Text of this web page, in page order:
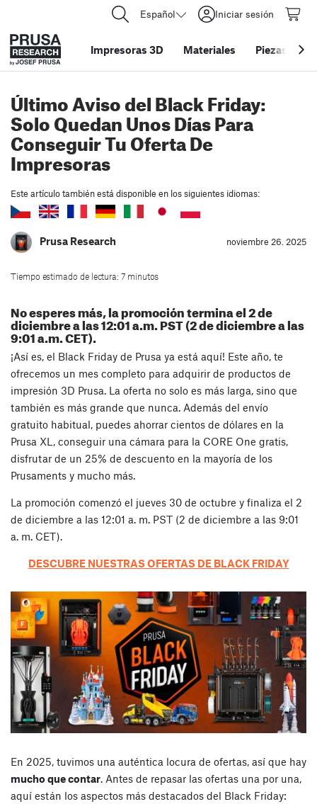
Español Iniciar sesión
Impresoras 3D Materiales Piezas y
Último Aviso del Black Friday:
Solo Quedan Unos Días Para
Conseguir Tu Oferta De
Impresoras
Este artículo también está disponible en los siguientes idiomas:
Prusa Research noviembre 26. 2025
Tiempo estimado de lectura: 7 minutos
No esperes más, la promoción termina el 2 de
diciembre a las 12:01 a.m. PST (2 de diciembre a las
9:01 a.m. CET).
¡Así es, el Black Friday de Prusa ya está aquí! Este año, te
ofrecemos un mes completo para adquirir de productos de
impresión 3D Prusa. La oferta no solo es más larga, sino que
también es más grande que nunca. Además del envío
gratuito habitual, puedes ahorrar cientos de dólares en la
Prusa XL, conseguir una cámara para la CORE One gratis,
disfrutar de un 25% de descuento en la mayoría de los
Prusaments y mucho más.
La promoción comenzó el jueves 30 de octubre y finaliza el 2
de diciembre a las 12:01 a. m. PST (2 de diciembre a las 9:01
a. m. CET).
DESCUBRE NUESTRAS OFERTAS DE BLACK FRIDAY
En 2025, tuvimos una auténtica locura de ofertas, así que hay
mucho que contar. Antes de repasar las ofertas una por una,
aquí están los aspectos más destacados del Black Friday: